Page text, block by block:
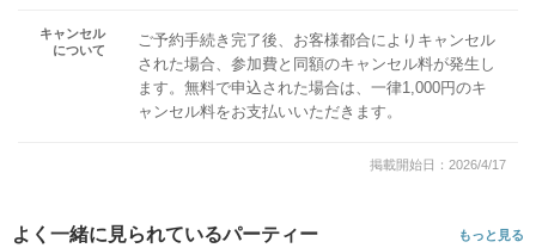
キャンセル
について
ご予約手続き完了後、お客様都合によりキャンセル
された場合、参加費と同額のキャンセル料が発生し
ます。無料で申込された場合は、一律1,000円のキ
ャンセル料をお支払いいただきます。
掲載開始日：2026/4/17
よく一緒に見られているパーティー もっと見る